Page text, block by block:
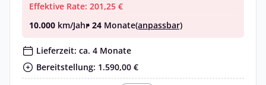
Effektive Rate: 201,25 €
10.000 km/Jahr• 24 Monate(anpassbar)
Lieferzeit: ca. 4 Monate
Bereitstellung: 1.590,00 €